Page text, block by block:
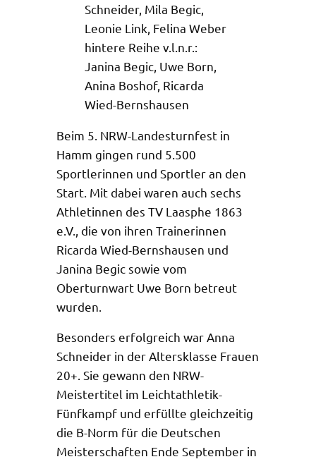
Schneider, Mila Begic,
Leonie Link, Felina Weber
hintere Reihe v.l.n.r.:
Janina Begic, Uwe Born,
Anina Boshof, Ricarda
Wied-Bernshausen
Beim 5. NRW-Landesturnfest in
Hamm gingen rund 5.500
Sportlerinnen und Sportler an den
Start. Mit dabei waren auch sechs
Athletinnen des TV Laasphe 1863
e.V., die von ihren Trainerinnen
Ricarda Wied-Bernshausen und
Janina Begic sowie vom
Oberturnwart Uwe Born betreut
wurden.
Besonders erfolgreich war Anna
Schneider in der Altersklasse Frauen
20+. Sie gewann den NRW-
Meistertitel im Leichtathletik-
Fünfkampf und erfüllte gleichzeitig
die B-Norm für die Deutschen
Meisterschaften Ende September in